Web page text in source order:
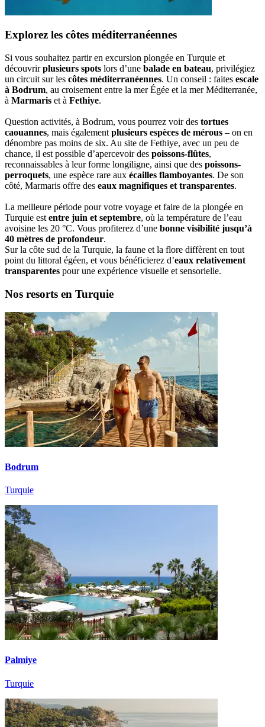
Explorez les côtes méditerranéennes
Si vous souhaitez partir en excursion plongée en Turquie et
découvrirplusieurs spots lors d’une balade en bateau, privilégiez
un circuit sur les côtes méditerranéennes. Un conseil : faites escale
à Bodrum, au croisement entre la mer Égée et la mer Méditerranée,
à Marmaris et à Fethiye.
Question activités, à Bodrum, vous pourrez voir des tortues
caouannes, mais également plusieurs espèces de mérous – on en
dénombre pas moins de six. Au site de Fethiye, avec un peu de
chance, il est possible d’apercevoir des poissons-flûtes,
reconnaissables à leur forme longiligne, ainsi que des poissons-
perroquets, une espèce rare aux écailles flamboyantes. De son
côté, Marmaris offre des eaux magnifiques et transparentes.
La meilleure période pour votre voyage et faire de la plongée en
Turquie est entre juin et septembre, où la température de l’eau
avoisine les 20 °C. Vous profiterez d’une bonne visibilité jusqu’à
40 mètres de profondeur.
Sur la côte sud de la Turquie, la faune et la flore diffèrent en tout
point du littoral égéen, et vous bénéficierez d’eaux relativement
transparentes pour une expérience visuelle et sensorielle.
Nos resorts en Turquie
Bodrum
Turquie
Palmiye
Turquie